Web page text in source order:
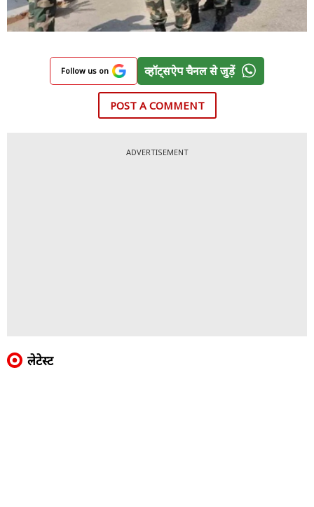
Follow us on व्हॉट्सऐप चैनल से जुड़ें
POST A COMMENT
ADVERTISEMENT
लेटेस्ट